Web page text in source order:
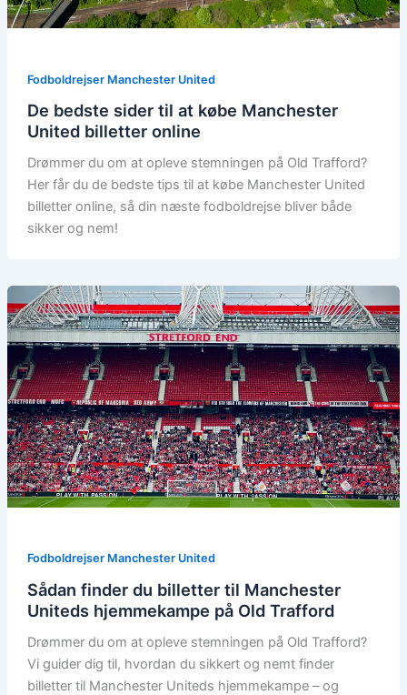
Fodboldrejser Manchester United
De bedste sider til at købe Manchester
United billetter online
Drømmer du om at opleve stemningen på Old Trafford?
Her får du de bedste tips til at købe Manchester United
billetter online, så din næste fodboldrejse bliver både
sikker og nem!
Fodboldrejser Manchester United
Sådan finder du billetter til Manchester
Uniteds hjemmekampe på Old Trafford
Drømmer du om at opleve stemningen på Old Trafford?
Vi guider dig til, hvordan du sikkert og nemt finder
billetter til Manchester Uniteds hjemmekampe – og